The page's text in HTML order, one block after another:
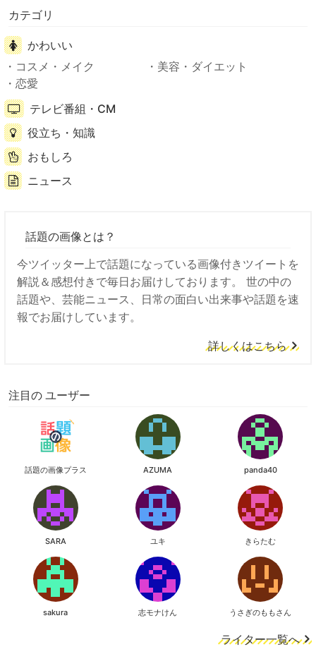
カテゴリ
かわいい
コスメ・メイク
美容・ダイエット
恋愛
テレビ番組・CM
役立ち・知識
おもしろ
ニュース
話題の画像とは？
今ツイッター上で話題になっている画像付きツイートを
解説＆感想付きで毎日お届けしております。 世の中の
話題や、芸能ニュース、日常の面白い出来事や話題を速
報でお届けしています。
詳しくはこちら
注目の ユーザー
話題の画像プラス AZUMA panda40
SARA ユキ きらたむ
sakura 志モナけん うさぎのももさん
ライター一覧へ